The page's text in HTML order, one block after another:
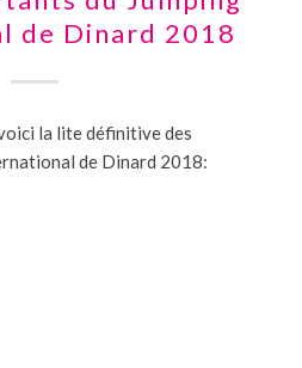
de Dinard 2018
la lite définitive des
de Dinard 2018: